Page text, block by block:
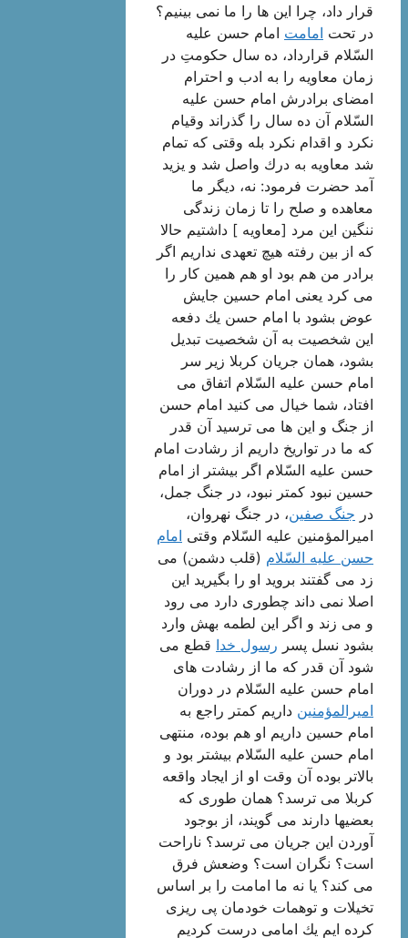
قرار داد، چرا این ها را ما نمی بینیم؟
در تحتامامتامام حسن علیه
السّلام قرارداد، ده سال حكومتِ در
زمان معاویه را به ادب و احترام
امضای برادرش امام حسن علیه
السّلام آن ده سال را گذراند وقیام
نكرد و اقدام نكرد بله وقتی كه تمام
شد معاویه به درك واصل شد و یزید
آمد حضرت فرمود: نه، دیگر ما
معاهده و صلح را تا زمان زندگی
ننگین این مرد [معاویه ] داشتیم حالا
كه از بین رفته هیچ تعهدی نداریم اگر
برادر من هم بود او هم همین كار را
می كرد یعنی امام حسین جایش
عوض بشود با امام حسن یك دفعه
این شخصیت به آن شخصیت تبدیل
بشود، همان جریان كربلا زیر سر
امام حسن علیه السّلام اتفاق می
افتاد، شما خیال می كنید امام حسن
از جنگ و این ها می ترسید آن قدر
كه ما در تواریخ داریم از رشادت امام
حسن علیه السّلام اگر بیشتر از امام
حسین نبود كمتر نبود، در جنگ جمل،
در جنگ صفین، در جنگ نهروان،
امیرالمؤمنین علیه السّلام وقتی امام
حسن علیه السّلام(قلب دشمن) می
زد می گفتند بروید او را بگیرید این
اصلا نمی داند چطوری دارد می رود
و می زند و اگر این لطمه بهش وارد
بشود نسل پسر رسول خداقطع می
شود آن قدر كه ما از رشادت های
امام حسن علیه السّلام در دوران
امیرالمؤمنینداریم كمتر راجع به
امام حسین داریم او هم بوده، منتهی
امام حسن علیه السّلام بیشتر بود و
بالاتر بوده آن وقت او از ایجاد واقعه
كربلا می ترسد؟ همان طوری كه
بعضیها دارند می گویند، از بوجود
آوردن این جریان می ترسد؟ ناراحت
است؟ نگران است؟ وضعش فرق
می كند؟ یا نه ما امامت را بر اساس
تخیلات و توهمات خودمان پی ریزی
كرده ایم یك امامی درست كردیم